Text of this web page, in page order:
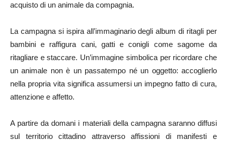
acquisto di un animale da compagnia.
La campagna si ispira all’immaginario degli album di ritagli per
bambini e raffigura cani, gatti e conigli come sagome da
ritagliare e staccare. Un’immagine simbolica per ricordare che
un animale non è un passatempo né un oggetto: accoglierlo
nella propria vita significa assumersi un impegno fatto di cura,
attenzione e affetto.
A partire da domani i materiali della campagna saranno diffusi
sul territorio cittadino attraverso affissioni di manifesti e